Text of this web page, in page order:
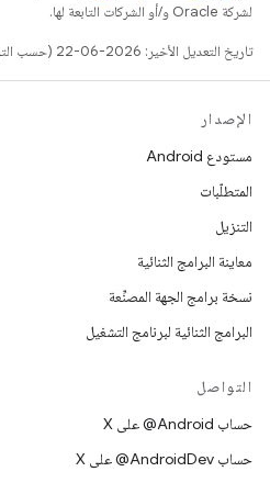
لشركة Oracle و/أو الشركات التابعة لها.
تاريخ التعديل الأخير: 2026-06-22 (حسب التوقيت العالمي المتفَّق عليه)
الإصدار
مستودع Android
المتطلّبات
التنزيل
معاينة البرامج الثنائية
نسخة برامج الجهة المصنِّعة
البرامج الثنائية لبرنامج التشغيل
التواصل
حساب ‎@Android على X
حساب ‎@AndroidDev على X